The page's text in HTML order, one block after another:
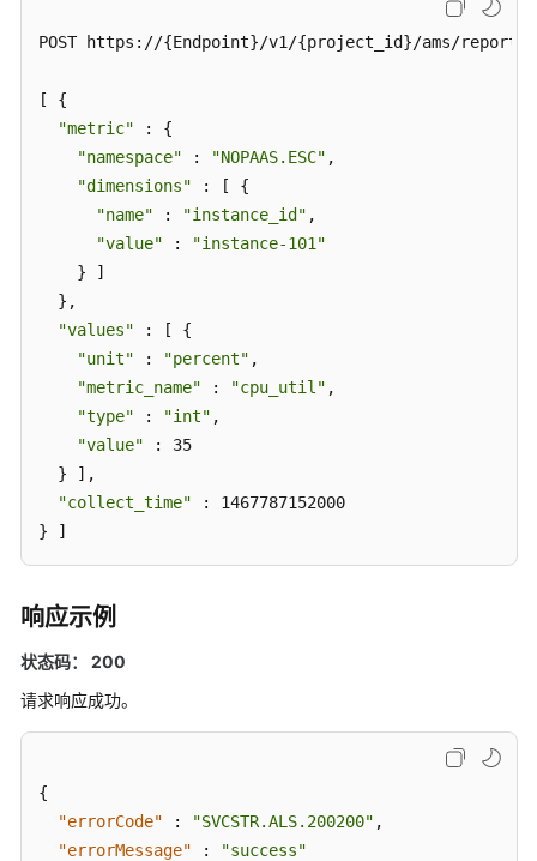
加
添
加
阈
则
修
改
阈
则
查
列
查
POST https://{Endpoint}/v1/{project_id}/ams/report/
[ {
"metric" : {
"namespace" : "NOPAAS.ESC" ,
"dimensions" : [ {
"name" : "instance_id" ,
"value" :
"instance-101"
    } ]
  },
"values" : [ {
"unit" : "percent" ,
"metric_name" : "cpu_util" ,
"type" : "int" ,
"value" : 35
  } ],
"collect_time" : 1467787152000
} ]
响应示例
状态码： 200
请求响应成功。
{
"errorCode"
: "SVCSTR.ALS.200200" ,
"errorMessage"
:
"success"